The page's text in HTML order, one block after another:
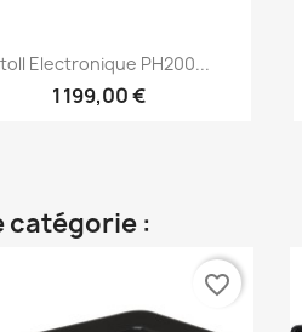
Aperçu rapide
Electronique PH200...
1 199,00 €
catégorie :
favorite_border